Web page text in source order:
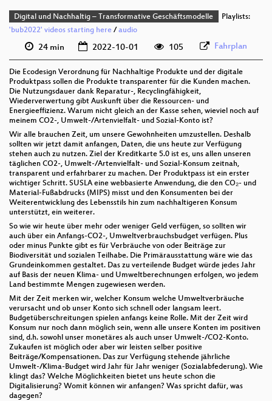
Digital und Nachhaltig – Transformative Geschäftsmodelle
Playlists:
'bub2022' videos starting here /audio
24 min 2022-10-01 105 Fahrplan
Die Ecodesign Verordnung für Nachhaltige Produkte und der digitale
Produktpass sollen die Produkte transparenter für die Kunden machen.
Die Nutzungsdauer dank Reparatur-, Recyclingfähigkeit,
Wiederverwertung gibt Auskunft über die Ressourcen- und
Energieeffizienz. Warum nicht gleich an der Kasse sehen, wieviel noch auf
meinem CO2-, Umwelt-/Artenvielfalt- und Sozial-Konto ist?
Wir alle brauchen Zeit, um unsere Gewohnheiten umzustellen. Deshalb
sollten wir jetzt damit anfangen, Daten, die uns heute zur Verfügung
stehen auch zu nutzen. Ziel der Kreditkarte 5.0 ist es, uns allen unseren
täglichen CO2-, Umwelt-/Artenvielfalt- und Sozial-Konsum zeitnah,
transparent und erfahrbarer zu machen. Der Produktpass ist ein erster
wichtiger Schritt. SUSLA eine webbasierte Anwendung, die den CO₂- und
Material-Fußabdrucks (MIPS) misst und den Konsumenten bei der
Weiterentwicklung des Lebensstils hin zum nachhaltigeren Konsum
unterstützt, ein weiterer.
So wie wir heute über mehr oder weniger Geld verfügen, so sollten wir
auch über ein Anfangs-CO2-, Umweltverbrauchsbudget verfügen. Plus
oder minus Punkte gibt es für Verbräuche von oder Beiträge zur
Biodiversität und sozialen Teilhabe. Die Primärausstattung wäre wie das
Grundeinkommen gestaltet. Das zu verteilende Budget würde jedes Jahr
auf Basis der neuen Klima- und Umweltberechnungen erfolgen, wo jedem
Land bestimmte Mengen zugewiesen werden.
Mit der Zeit merken wir, welcher Konsum welche Umweltverbräuche
verursacht und ob unser Konto sich schnell oder langsam leert.
Budgetüberschreitungen spielen anfangs keine Rolle. Mit der Zeit wird
Konsum nur noch dann möglich sein, wenn alle unsere Konten im positiven
sind, d.h. sowohl unser monetäres als auch unser Umwelt-/CO2-Konto.
Zukaufen ist möglich oder aber wir leisten selber positive
Beiträge/Kompensationen. Das zur Verfügung stehende jährliche
Umwelt-/Klima-Budget wird Jahr für Jahr weniger (Sozialabfederung). Wie
klingt das? Welche Möglichkeiten bietet uns heute schon die
Digitalisierung? Womit können wir anfangen? Was spricht dafür, was
dagegen?